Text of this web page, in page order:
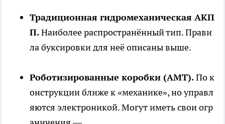
Традиционная гидромеханическая АКП
П.Наиболее распространённый тип. Прави
ла буксировки для неё описаны выше.
Роботизированные коробки (AMT).По к
онструкции ближе к «механике», но управл
яются электроникой. Могут иметь свои огр